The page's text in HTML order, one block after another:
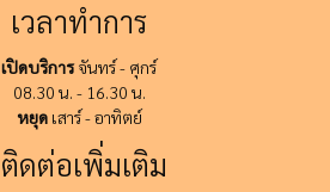
เวลาทำการ
เปิดบริการจันทร์ - ศุกร์
08.30 น. - 16.30 น.
หยุดเสาร์ - อาทิตย์
ติดต่อเพิ่มเติม